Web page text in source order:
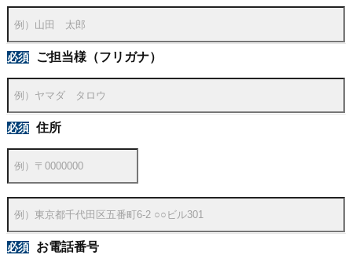
ご担当様（フリガナ）
住所
お電話番号